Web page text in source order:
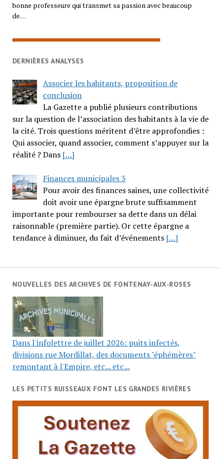
bonne professeure qui transmet sa passion avec beaucoup
de…
DERNIÈRES ANALYSES
Associer les habitants, proposition de
conclusion
La Gazette a publié plusieurs contributions
sur la question de l’association des habitants à la vie de
la cité. Trois questions méritent d’être approfondies :
Qui associer, quand associer, comment s’appuyer sur la
réalité ? Dans […]
Finances municipales 3
Pour avoir des finances saines, une collectivité
doit avoir une épargne brute suffisamment
importante pour rembourser sa dette dans un délai
raisonnable (première partie). Or cette épargne a
tendance à diminuer, du fait d’événements […]
NOUVELLES DES ARCHIVES DE FONTENAY-AUX-ROSES
Dans l'infolettre de juillet 2026: puits infectés,
divisions rue Mordillat, des documents "éphémères"
remontant à l'Empire, etc... etc...
LES PETITS RUISSEAUX FONT LES GRANDES RIVIÈRES